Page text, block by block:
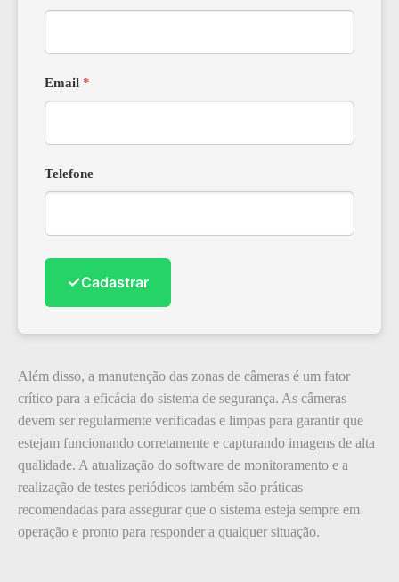
Email *
Telefone
✓Cadastrar
Além disso, a manutenção das zonas de câmeras é um fator
crítico para a eficácia do sistema de segurança. As câmeras
devem ser regularmente verificadas e limpas para garantir que
estejam funcionando corretamente e capturando imagens de alta
qualidade. A atualização do software de monitoramento e a
realização de testes periódicos também são práticas
recomendadas para assegurar que o sistema esteja sempre em
operação e pronto para responder a qualquer situação.